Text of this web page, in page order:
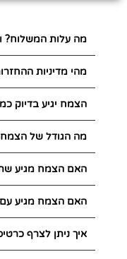
מה עלות המשלוח?
מהי מדיניות
הצמח יגיע בדיוק
מה הגודל של
האם הצמח מגיע
האם הצמח מגיע
איך ניתן לצרף